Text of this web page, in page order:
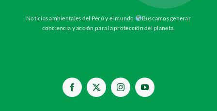
Noticias ambientales del Perú y el mundo
Buscamos generar
conciencia y acción para la protección del planeta.